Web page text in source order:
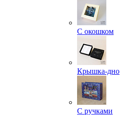
С окошком
Крышка-дно
С ручками